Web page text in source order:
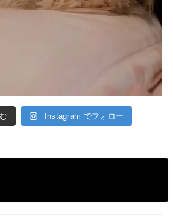
Instagram でフォロー